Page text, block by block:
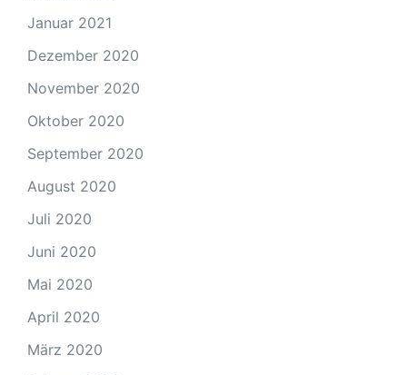
Januar 2021
Dezember 2020
November 2020
Oktober 2020
September 2020
August 2020
Juli 2020
Juni 2020
Mai 2020
April 2020
März 2020